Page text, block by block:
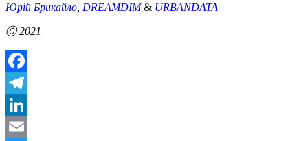
Юрій Брикайло DREAMDIM& URBANDATA
Ⓒ 2021
Facebook
Telegram
LinkedIn